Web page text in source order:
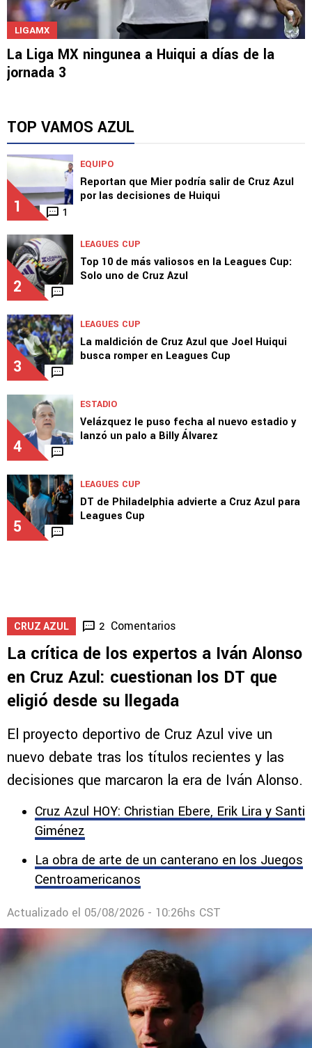
LIGAMX
La Liga MX ningunea a Huiqui a días de la
jornada 3
TOP VAMOS AZUL
1 1
EQUIPO
Reportan que Mier podría salir de Cruz Azul
por las decisiones de Huiqui
2
LEAGUES CUP
Top 10 de más valiosos en la Leagues Cup:
Solo uno de Cruz Azul
3
LEAGUES CUP
La maldición de Cruz Azul que Joel Huiqui
busca romper en Leagues Cup
4
ESTADIO
Velázquez le puso fecha al nuevo estadio y
lanzó un palo a Billy Álvarez
5
LEAGUES CUP
DT de Philadelphia advierte a Cruz Azul para
Leagues Cup
CRUZ AZUL 2 Comentarios
La crítica de los expertos a Iván Alonso
en Cruz Azul: cuestionan los DT que
eligió desde su llegada
El proyecto deportivo de Cruz Azul vive un
nuevo debate tras los títulos recientes y las
decisiones que marcaron la era de Iván Alonso.
Cruz Azul HOY: Christian Ebere, Erik Lira y Santi
Giménez
La obra de arte de un canterano en los Juegos
Centroamericanos
Actualizado el 05/08/2026 - 10:26hs CST